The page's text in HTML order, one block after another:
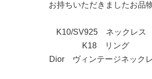
お持ちいただきましたお品
K10/SV925 ネックレス
K18 リング
Dior ヴィンテージネック